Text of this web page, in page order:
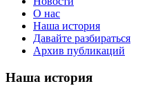
О нас
Наша история
Давайте разбираться
Архив публикаций
Наша история